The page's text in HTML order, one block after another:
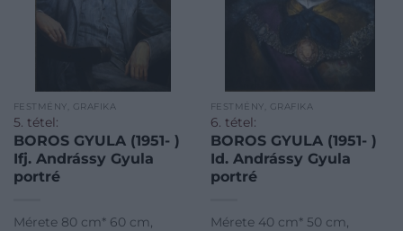
FESTMÉNY, GRAFIKA
5. tétel:
BOROS GYULA (1951- )
Ifj. Andrássy Gyula
portré
Mérete 80 cm* 60 cm,
FESTMÉNY, GRAFIKA
6. tétel:
BOROS GYULA (1951- )
Id. Andrássy Gyula
portré
Mérete 40 cm* 50 cm,